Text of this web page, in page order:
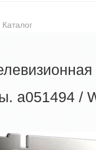
Каталог
a051494 /